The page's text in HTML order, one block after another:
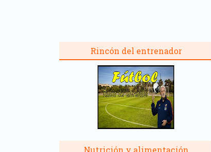
Rincón del entrenador
Nutrición y alimentación